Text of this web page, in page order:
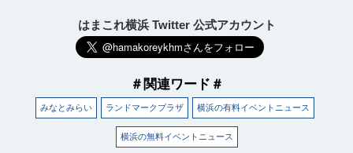
はまこれ横浜 Twitter 公式アカウント
＃関連ワード＃
みなとみらい ランドマークプラザ 横浜の有料イベントニュース
横浜の無料イベントニュース